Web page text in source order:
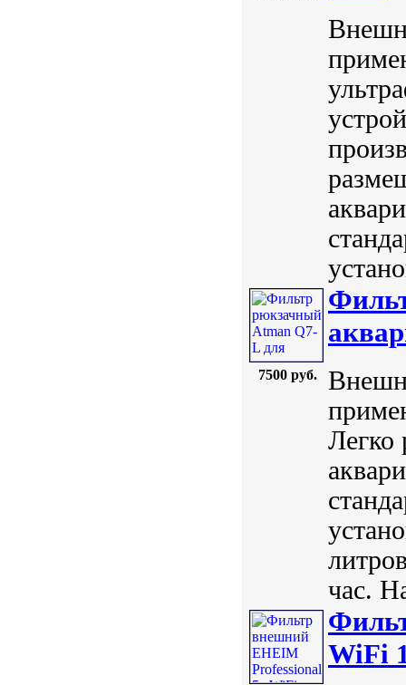
7500 руб.
Легко
час.
WiFi